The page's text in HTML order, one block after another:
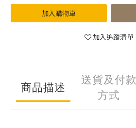
加入購物車
加入追蹤清單
商品描述
送貨及付款
方式